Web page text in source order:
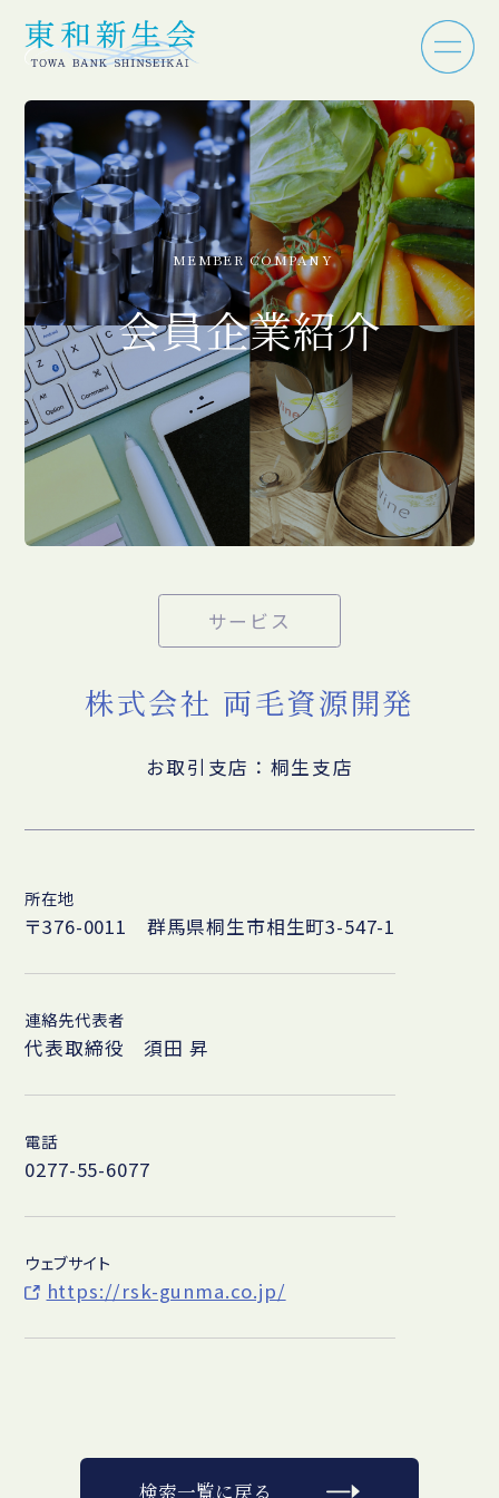
MEMBER COMPANY
会員企業紹介
サービス
株式会社 両毛資源開発
お取引支店：桐生支店
所在地
〒376-0011 群馬県桐生市相生町3-547-1
連絡先代表者
代表取締役 須田 昇
電話
0277-55-6077
ウェブサイト
https://rsk-gunma.co.jp/
検索一覧に戻る